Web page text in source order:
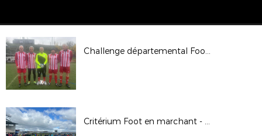
Challenge départemental Foot en marchant - 29 mars 2025
Critérium Foot en marchant - 20/04/2024